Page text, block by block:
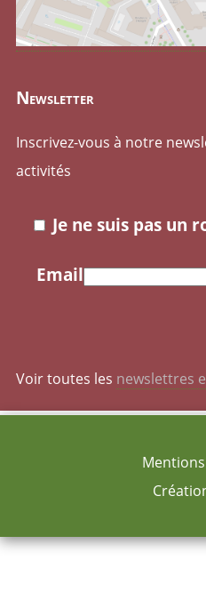
Newsletter
Inscrivez-vous à notre
activités
Je ne suis pas un
Email
Voir toutes les newslettres